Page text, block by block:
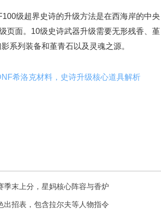
级超界史诗的升级方法是在西海岸的中央
页面。10级史诗武器升级需要无形残香、堇
系列装备和堇青石以及灵魂之源。
希洛克材料，史诗升级核心道具解析
季末上分，星妈核心阵容与香炉
出招表，包含拉尔夫等人物指令